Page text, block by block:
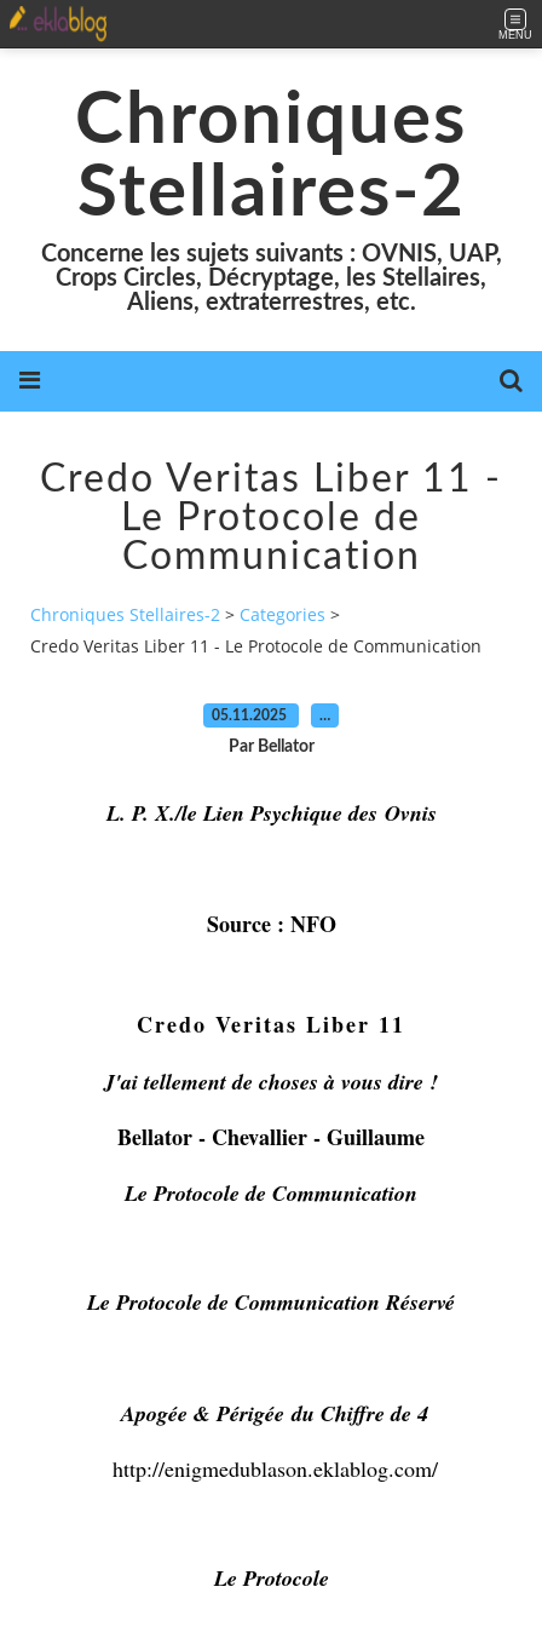
MENU
Chroniques
Stellaires-2
Concerne les sujets suivants : OVNIS, UAP,
Crops Circles, Décryptage, les Stellaires,
Aliens, extraterrestres, etc.
Credo Veritas Liber 11 -
Le Protocole de
Communication
Chroniques Stellaires-2 > Categories >
Credo Veritas Liber 11 - Le Protocole de Communication
05.11.2025 …
Par Bellator
L. P. X./le Lien Psychique des Ovnis
Source : NFO
Credo Veritas Liber 11
J'ai tellement de choses à vous dire !
Bellator - Chevallier - Guillaume
Le Protocole de Communication
Le Protocole de Communication Réservé
Apogée & Périgée du Chiffre de 4
http://enigmedublason.eklablog.com/
Le Protocole